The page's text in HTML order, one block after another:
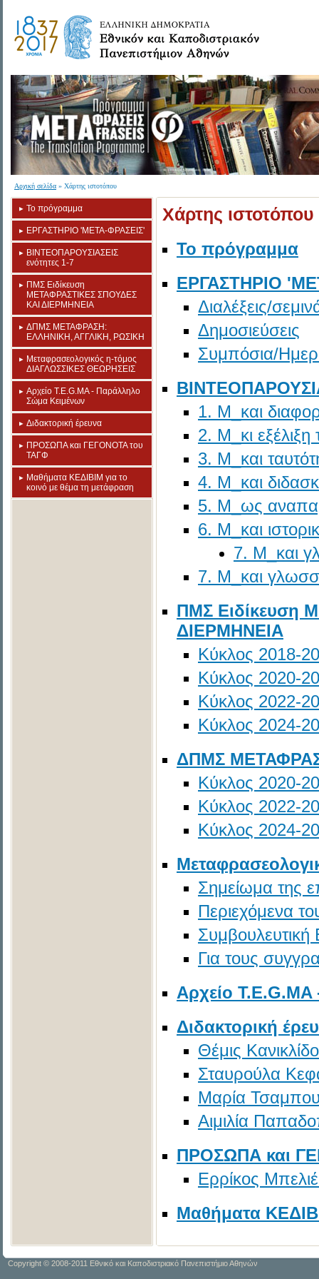
Αρχική σελίδα » Χάρτης ιστοτόπου
Το πρόγραμμα
ΕΡΓΑΣΤΗΡΙΟ 'META-ΦΡΑΣΕΙΣ'
ΒΙΝΤΕΟΠΑΡΟΥΣΙΑΣΕΙΣ
ενότητες 1-7
ΠΜΣ Eιδίκευση
ΜΕΤΑΦΡΑΣΤΙΚΕΣ ΣΠΟΥΔΕΣ
ΚΑΙ ΔΙΕΡΜΗΝΕΙΑ
ΔΠΜΣ ΜΕΤΑΦΡΑΣΗ:
ΕΛΛΗΝΙΚΗ, ΑΓΓΛΙΚΗ, ΡΩΣΙΚΗ
Mεταφρασεολογικός η-τόμος
ΔΙΑΓΛΩΣΣΙΚΕΣ ΘΕΩΡΗΣΕΙΣ
Aρχείο T.E.G.MA - Παράλληλο
Σώμα Κειμένων
Διδακτορική έρευνα
ΠΡΟΣΩΠΑ και ΓΕΓΟΝΟΤΑ του
ΤΑΓΦ
Mαθήματα ΚΕΔΙΒΙΜ για το
κοινό με θέμα τη μετάφραση
Χάρτης ιστοτόπου
Το πρόγραμμα
ΕΡΓΑΣΤΗΡΙΟ
Διαλέξεις/
Δημοσιεύσεις
Συμπόσια/
1. Μ_και
2. Μ_κι
3. Μ_και
4. Μ_και
5. Μ_ως
6. Μ_και
7. Μ_και
7. Μ_και
ΠΜΣ Eιδίκευση
ΔΙΕΡΜΗΝΕΙΑ
Κύκλος 2018-
Κύκλος 2020-
Κύκλος 2022-
Κύκλος 2024-
ΔΠΜΣ
Κύκλος 2020-
Κύκλος 2022-
Κύκλος 2024-
Σημείωμα της
Περιεχόμενα
Συμβουλευτική
Για τους
Aρχείο
Διδακτορική
Θέμις
Σταυρούλα
Μαρία
Aιμιλία
ΠΡΟΣΩΠΑ και
Ερρίκος
Mαθήματα
Copyright © 2008-2011 Εθνικό και Καποδιστριακό Πανεπιστήμιο Αθηνών